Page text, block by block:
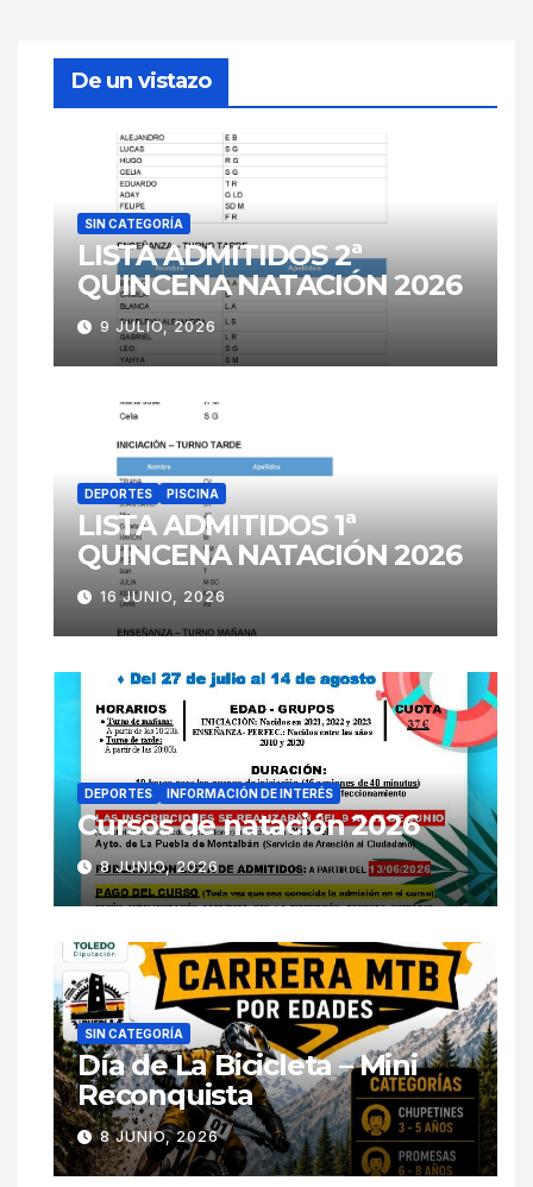
De un vistazo
SIN CATEGORÍA
LISTA ADMITIDOS 2ª
QUINCENA NATACIÓN 2026
9 JULIO, 2026
DEPORTES PISCINA
LISTA ADMITIDOS 1ª
QUINCENA NATACIÓN 2026
16 JUNIO, 2026
DEPORTES INFORMACIÓN DE INTERÉS
Cursos de natación 2026
8 JUNIO, 2026
SIN CATEGORÍA
Día de La Bicicleta – Mini
Reconquista
8 JUNIO, 2026